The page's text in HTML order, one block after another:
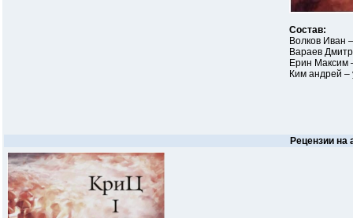
Состав:
Волков Иван
Вараев
Ерин Максим
Ким андрей
Рецензии на